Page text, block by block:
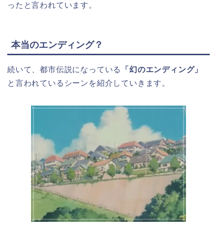
ったと言われています。
本当のエンディング？
続いて、都市伝説になっている
「幻のエンディング」
と言われているシーンを紹介していきます。